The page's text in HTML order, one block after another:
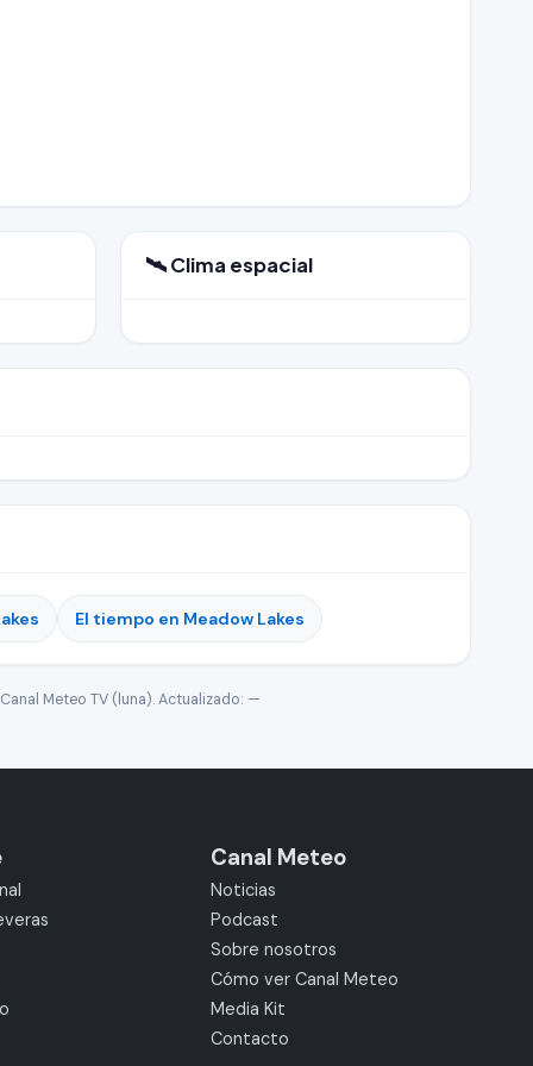
🛰️ Clima espacial
El tiempo en Meadow Lakes
Meteo TV (luna). Actualizado: —
Canal Meteo
Noticias
Podcast
Sobre nosotros
Cómo ver Canal Meteo
Media Kit
Contacto